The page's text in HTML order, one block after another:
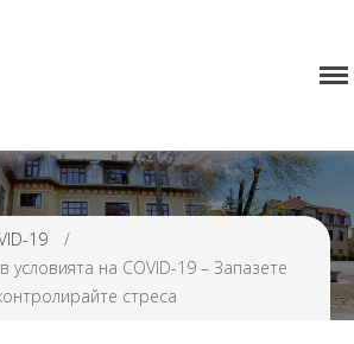
Нормативна уредба
Прием
Седмично разписание
Галерия
19
/
условията на COVID-19 – Запазете
стреса